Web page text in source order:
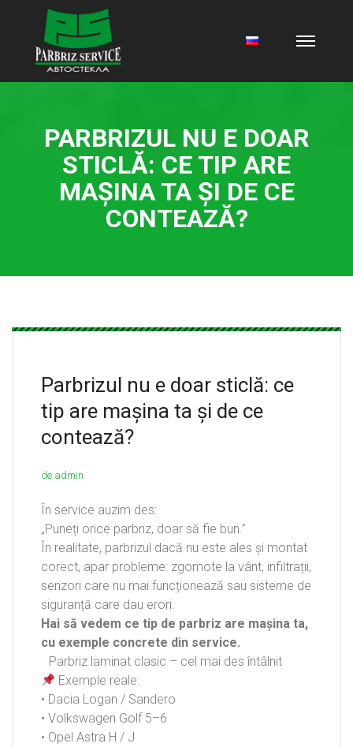
PARBRIZUL NU E DOAR
STICLĂ: CE TIP ARE
MAȘINA TA ȘI DE CE
CONTEAZĂ?
Parbrizul nu e doar sticlă: ce
tip are mașina ta și de ce
contează?
de admin
În service auzim des:
„Puneți orice parbriz, doar să fie bun.”
În realitate, parbrizul dacă nu este ales și montat
corect, apar probleme: zgomote la vânt, infiltrații,
senzori care nu mai funcționează sau sisteme de
siguranță care dau erori.
Hai să vedem ce tip de parbriz are mașina ta,
cu exemple concrete din service.
Parbriz laminat clasic – cel mai des întâlnit
Exemple reale:
• Dacia Logan / Sandero
• Volkswagen Golf 5–6
• Opel Astra H / J